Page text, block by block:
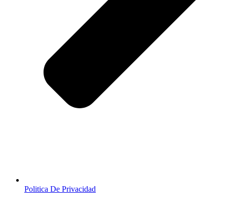
Politica De Privacidad